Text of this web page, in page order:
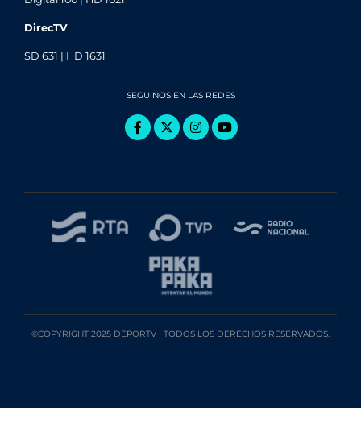
DirecTV
SD 631 | HD 1631
SEGUINOS EN LAS REDES
©COPYRIGHT 2025 DEPORTV | TODOS LOS DERECHOS RESERVADOS.